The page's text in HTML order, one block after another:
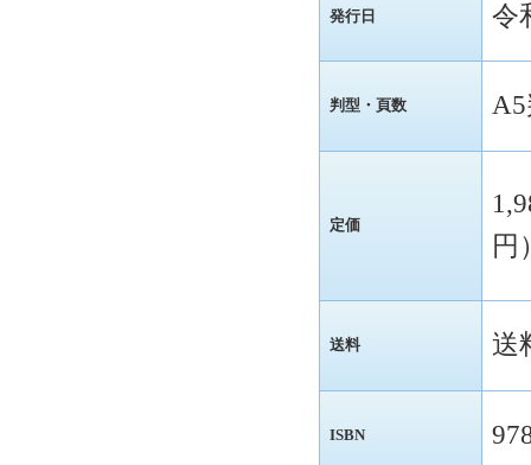
発行日 令
判型・頁数 A5
定価
円
送料 送
ISBN